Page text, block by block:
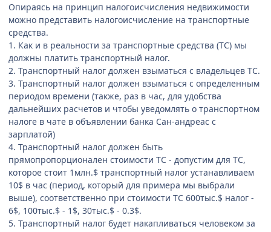
Опираясь на принцип налогоисчисления недвижимости
можно представить налогоисчисление на транспортные
средства.
1. Как и в реальности за транспортные средства (ТС) мы
должны платить транспортный налог.
2. Транспортный налог должен взыматься с владельцев ТС.
3. Транспортный налог должен взыматься с определенным
периодом времени (также, раз в час, для удобства
дальнейших расчетов и чтобы уведомлять о транспортном
налоге в чате в объявлении банка Сан-андреас с
зарплатой)
4. Транспортный налог должен быть
прямопропорционален стоимости ТС - допустим для ТС,
которое стоит 1млн.$ транспортный налог устанавливаем
10$ в час (период, который для примера мы выбрали
выше), соответственно при стоимости ТС 600тыс.$ налог -
6$, 100тыс.$ - 1$, 30тыс.$ - 0.3$.
5. Транспортный налог будет накапливаться человеком за